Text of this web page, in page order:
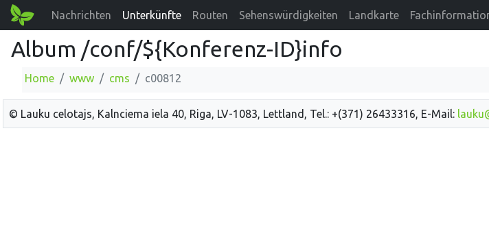
Nachrichten Unterkünfte Routen Sehenswürdigkeiten Landkarte
Album /conf/${Konferenz-ID}info
Home www cms c00812
© Lauku celotajs, Kalnciema iela 40, Riga, LV-1083, Lettland, Tel.: +(371) 26433316, E-Mail: